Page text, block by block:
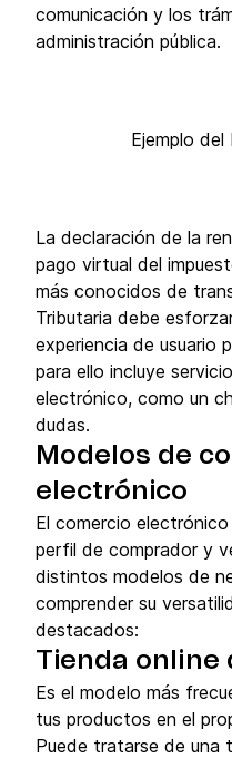
comunicación y los
administración pública.
Ejemplo
La declaración de la
pago virtual del
más conocidos de
Tributaria debe
experiencia de usuario
para ello incluye
electrónico, como un
dudas.
Modelos de
electrónico
El comercio
perfil de comprador y
distintos modelos de
comprender su
destacados:
Tienda online
Es el modelo más
tus productos en el
Puede tratarse de una